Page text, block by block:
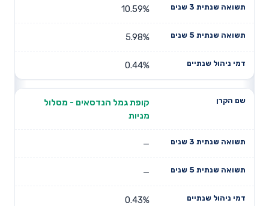
10.59%
5.98%
0.44%
קופת גמל הנדסאים - מסלול
מניות
—
—
0.43%